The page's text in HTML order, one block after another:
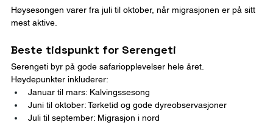
Høysesongen varer fra juli til oktober, når migrasjonen er på sitt
mest aktive.
Beste tidspunkt for Serengeti
Serengeti byr på gode safariopplevelser hele året.
Høydepunkter inkluderer:
Januar til mars: Kalvingssesong
Juni til oktober: Tørketid og gode dyreobservasjoner
Juli til september: Migrasjon i nord